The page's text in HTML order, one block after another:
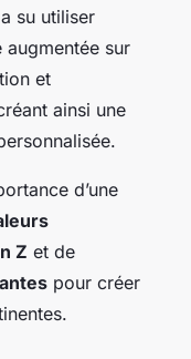
su utiliser
sur
et
ainsi une
d’une
Z et de
pour créer